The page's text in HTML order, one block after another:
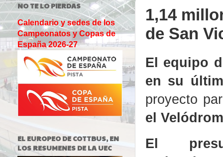
1,14
de San
El equipo
en su
proyecto
el
El
NO TE LO PIERDAS
Calendario y sedes de los
Campeonatos y Copas de
España 2026-27
EL EUROPEO DE COTTBUS, EN
LOS RESUMENES DE LA UEC